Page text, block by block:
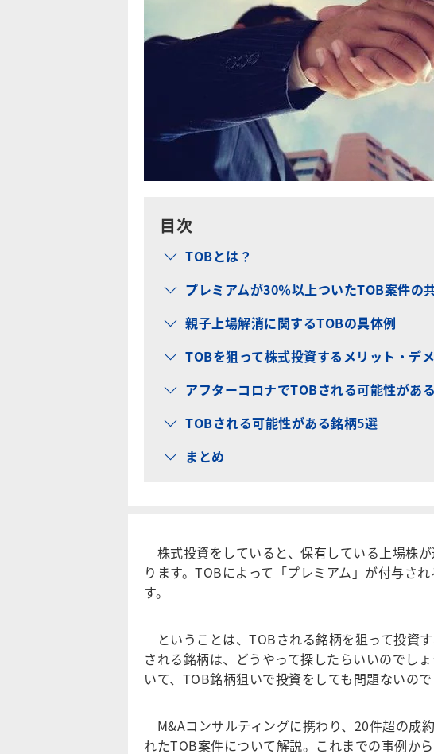
目次
TOBとは？
プレミアムが30％以上ついたTOB案件の
親子上場解消に関するTOBの具体例
TOBを狙って株式投資するメリット・デ
アフターコロナでTOBされる可能性があ
TOBされる可能性がある銘柄5選
まとめ
株式投資をしていると、保有している上場株
ります。TOBによって「プレミアム」が付与さ
す。
ということは、TOBされる銘柄を狙って投資
される銘柄は、どうやって探したらいいのでし
いて、TOB銘柄狙いで投資をしても問題ないの
M&Aコンサルティングに携わり、20件超の成
れたTOB案件について解説。これまでの事例か